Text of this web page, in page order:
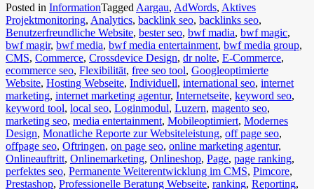
Posted in InformationTagged Aargau, AdWords, Aktives
Projektmonitoring, Analytics, backlink seo, backlinks seo,
Benutzerfreundliche Website, bester seo, bwf madia, bwf magic,
bwf magir, bwf media, bwf media entertainment, bwf media group,
CMS, Commerce, Crossdevice Design, dr nolte, E-Commerce,
ecommerce seo, Flexibilität, free seo tool, Googleoptimierte
Website, Hosting Webseite, Individuell, international seo, internet
marketing, internet marketing agentur, Internetseite, keyword seo,
keyword tool, local seo, Loginmodul, Luzern, magento seo,
marketing seo, media entertainment, Mobileoptimiert, Modernes
Design, Monatliche Reporte zur Websiteleistung, off page seo,
offpage seo, Oftringen, on page seo, online marketing agentur,
Onlineauftritt, Onlinemarketing, Onlineshop, Page, page ranking,
perfektes seo, Permanente Weiterentwicklung im CMS, Pimcore,
Prestashop, Professionelle Beratung Webseite, ranking, Reporting,